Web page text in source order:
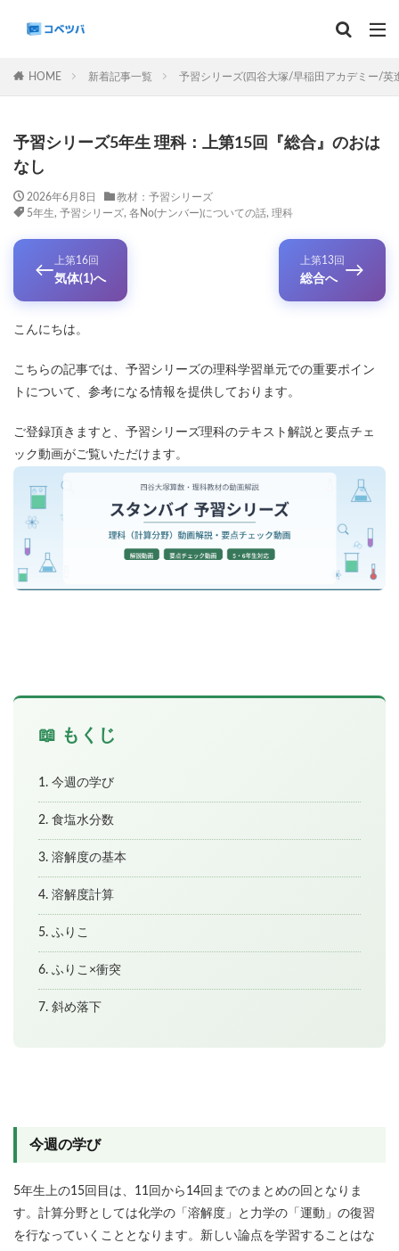
HOME 新着記事一覧 予習シリーズ(四谷大塚/早稲田アカデミー/英
予習シリーズ5年生 理科：上第15回『総合』のおは
なし
2026年6月8日
教材：予習シリーズ
5年生, 予習シリーズ, 各No(ナンバー)についての話, 理科
← 上第16回
気体(1)へ
上第13回
総合へ →
こんにちは。
こちらの記事では、予習シリーズの理科学習単元での重要ポイン
トについて、参考になる情報を提供しております。
ご登録頂きますと、予習シリーズ理科のテキスト解説と要点チェ
ック動画がご覧いただけます。
📖 もくじ
1. 今週の学び
2. 食塩水分数
3. 溶解度の基本
4. 溶解度計算
5. ふりこ
6. ふりこ×衝突
7. 斜め落下
今週の学び
5年生上の15回目は、11回から14回までのまとめの回となりま
す。計算分野としては化学の「溶解度」と力学の「運動」の復習
を行なっていくこととなります。新しい論点を学習することはな
カテゴリー
タグ
理科 後期(9月~11月)
サピックス
早稲田アカデミー 中学受験算数
6年生
SAPIXデイリーチェック
SAPIXマンスリー確認/復習テスト
サピックスオープン 土曜特訓
早稲アカデミーカリキュラムテスト 四谷大塚週テスト
四谷大塚公開組分けテスト 四谷大塚合不合判定テスト
四谷大塚志望校判定テスト
前期(3月〜7月) 夏期(7〜8月) 後期(9月〜11月)
コベツバからのお知らせ 抽象化能力 熱量